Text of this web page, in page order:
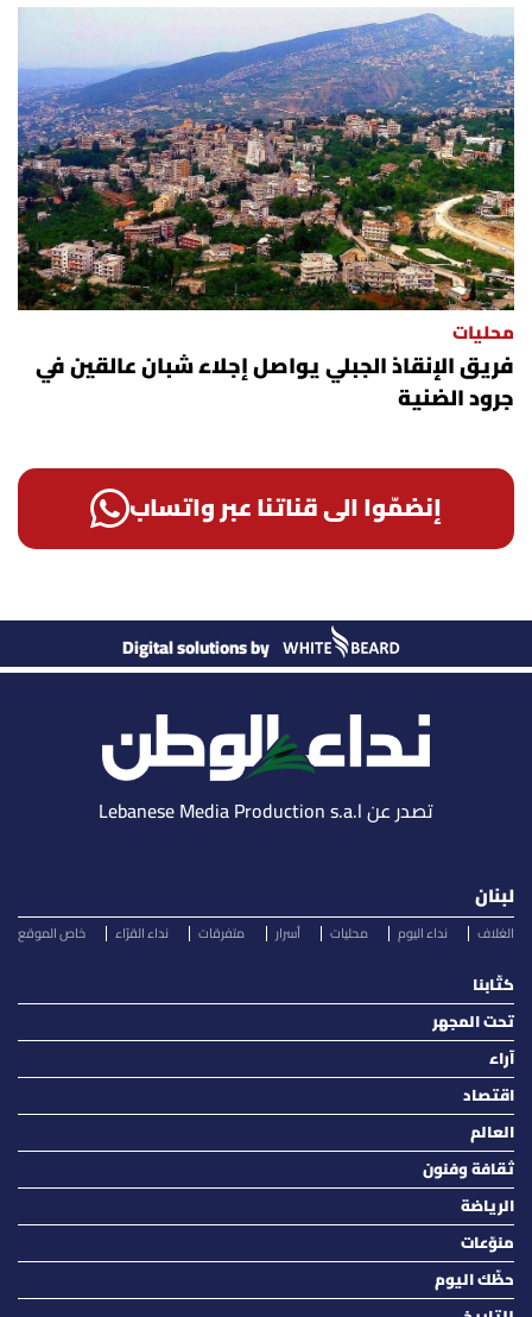
محليات
فريق الإنقاذ الجبلي يواصل إجلاء شبان عالقين في
جرود الضنية
إنضمّوا الى قناتنا عبر واتساب
Digital solutions by
تصدر عن Lebanese Media Production s.a.l
لبنان
الغلاف نداء اليوم محليات أسرار متفرقات نداء القرّاء خاص الموقع
كتّابنا
تحت المجهر
آراء
اقتصاد
العالم
ثقافة وفنون
الرياضة
منوّعات
حظّك اليوم